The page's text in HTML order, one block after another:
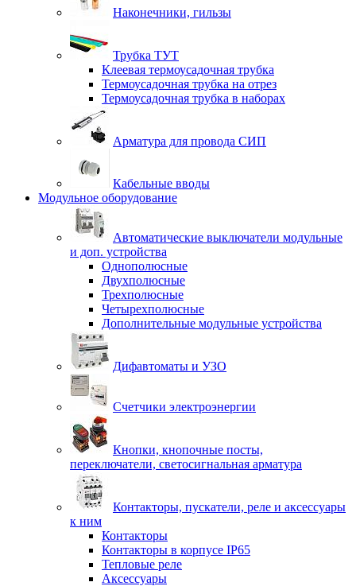
Наконечники, гильзы
Трубка ТУТ
Клеевая термоусадочная трубка
Термоусадочная трубка на отрез
Термоусадочная трубка в наборах
Арматура для провода СИП
Кабельные вводы
Модульное оборудование
Автоматические выключатели модульные
и доп. устройства
Однополюсные
Двухполюсные
Трехполюсные
Четырехполюсные
Дополнительные модульные устройства
Дифавтоматы и УЗО
Счетчики электроэнергии
Кнопки, кнопочные посты,
переключатели, светосигнальная арматура
Контакторы, пускатели, реле и аксессуары
к ним
Контакторы
Контакторы в корпусе IP65
Тепловые реле
Аксессуары